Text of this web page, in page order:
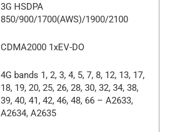
3G HSDPA
850/900/1700(AWS)/1900/2100
CDMA2000 1xEV-DO
4G bands 1, 2, 3, 4, 5, 7, 8, 12, 13, 17,
18, 19, 20, 25, 26, 28, 30, 32, 34, 38,
39, 40, 41, 42, 46, 48, 66 – A2633,
A2634, A2635